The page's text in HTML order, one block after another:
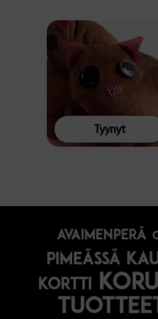
Tyynyt
avaimenperä
pimeässä
kortti